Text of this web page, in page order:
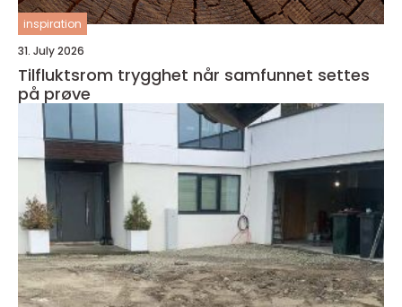
inspiration
31. July 2026
Tilfluktsrom trygghet når samfunnet settes
på prøve